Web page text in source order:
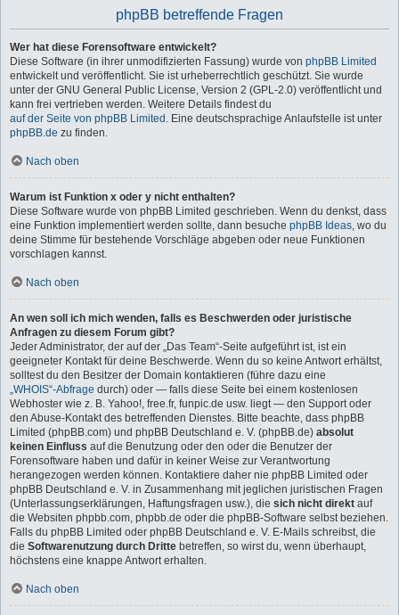
phpBB betreffende Fragen
Wer hat diese Forensoftware entwickelt?
Diese Software (in ihrer unmodifizierten Fassung) wurde von phpBB Limited
entwickelt und veröffentlicht. Sie ist urheberrechtlich geschützt. Sie wurde
unter der GNU General Public License, Version 2 (GPL-2.0) veröffentlicht und
kann frei vertrieben werden. Weitere Details findest du
auf der Seite von phpBB Limited . Eine deutschsprachige Anlaufstelle ist unter
phpBB.de zu finden.
Nach oben
Warum ist Funktion x oder y nicht enthalten?
Diese Software wurde von phpBB Limited geschrieben. Wenn du denkst, dass
eine Funktion implementiert werden sollte, dann besuche phpBB Ideas, wo du
deine Stimme für bestehende Vorschläge abgeben oder neue Funktionen
vorschlagen kannst.
Nach oben
An wen soll ich mich wenden, falls es Beschwerden oder juristische
Anfragen zu diesem Forum gibt?
Jeder Administrator, der auf der „Das Team“-Seite aufgeführt ist, ist ein
geeigneter Kontakt für deine Beschwerde. Wenn du so keine Antwort erhältst,
solltest du den Besitzer der Domain kontaktieren (führe dazu eine
„WHOIS“-Abfrage durch) oder — falls diese Seite bei einem kostenlosen
Webhoster wie z. B. Yahoo!, free.fr, funpic.de usw. liegt — den Support oder
den Abuse-Kontakt des betreffenden Dienstes. Bitte beachte, dass phpBB
Limited (phpBB.com) und phpBB Deutschland e. V. (phpBB.de) absolut
keinen Einfluss auf die Benutzung oder den oder die Benutzer der
Forensoftware haben und dafür in keiner Weise zur Verantwortung
herangezogen werden können. Kontaktiere daher nie phpBB Limited oder
phpBB Deutschland e. V. in Zusammenhang mit jeglichen juristischen Fragen
(Unterlassungserklärungen, Haftungsfragen usw.), die sich nicht direkt auf
die Websiten phpbb.com, phpbb.de oder die phpBB-Software selbst beziehen.
Falls du phpBB Limited oder phpBB Deutschland e. V. E-Mails schreibst, die
die Softwarenutzung durch Dritte betreffen, so wirst du, wenn überhaupt,
höchstens eine knappe Antwort erhalten.
Nach oben